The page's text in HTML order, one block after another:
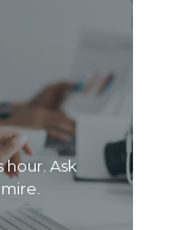
hour. Ask